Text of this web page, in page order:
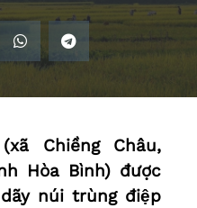
Chiềng Châu,
Hòa Bình) được
núi trùng điệp